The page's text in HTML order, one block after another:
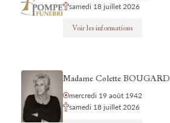
samedi 18 juillet 2026
Voir les informations
Madame Colette BOUGARD
mercredi 19 août 1942
samedi 18 juillet 2026